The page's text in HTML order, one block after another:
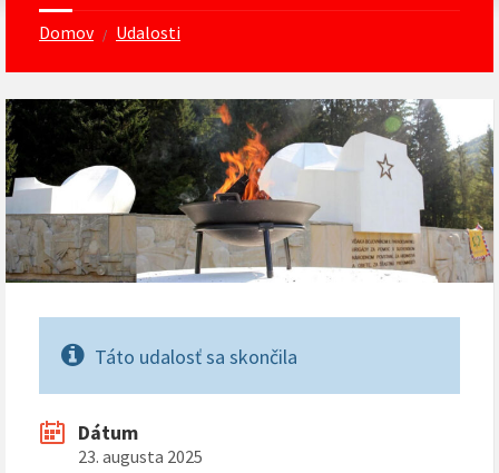
Domov / Udalosti
Táto udalosť sa skončila
Dátum
23. augusta 2025